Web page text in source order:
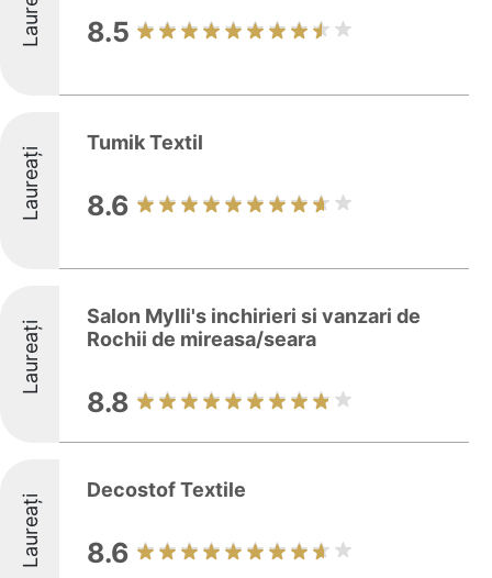
8.5
Laureați
Tumik Textil
8.6
Laureați
Salon Mylli's inchirieri si vanzari de
Rochii de mireasa/seara
8.8
Laureați
Decostof Textile
8.6